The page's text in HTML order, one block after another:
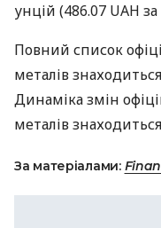
унцій (486.07 UAH
Повний список
металів знаходиться
Динаміка змін
металів знаходиться
За матеріалами: